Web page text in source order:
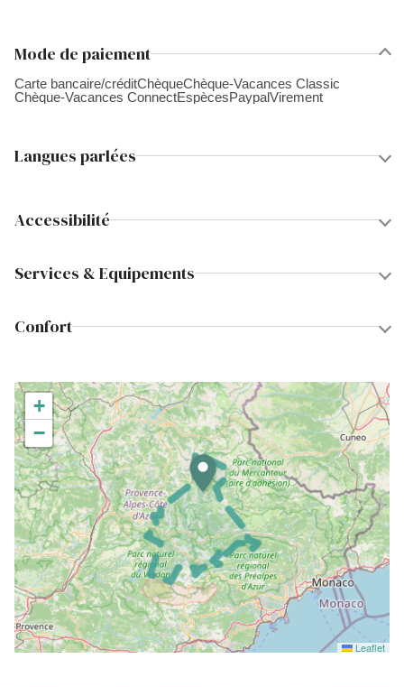
Mode de paiement
Carte bancaire/créditChèqueChèque-Vacances Classic
Chèque-Vacances ConnectEspècesPaypalVirement
Langues parlées
Accessibilité
Services & Equipements
Confort
+
−
Leaflet